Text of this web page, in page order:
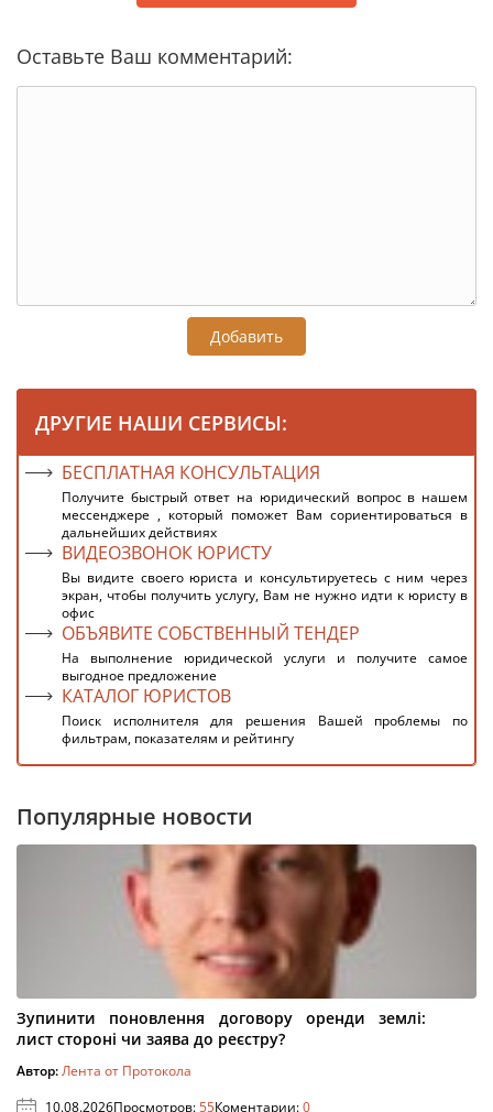
Оставьте Ваш комментарий:
Добавить
ДРУГИЕ НАШИ СЕРВИСЫ:
БЕСПЛАТНАЯ КОНСУЛЬТАЦИЯ
Получите быстрый ответ на юридический вопрос в нашем
мессенджере , который поможет Вам сориентироваться в
дальнейших действиях
ВИДЕОЗВОНОК ЮРИСТУ
Вы видите своего юриста и консультируетесь с ним через
экран, чтобы получить услугу, Вам не нужно идти к юристу в
офис
ОБЪЯВИТЕ СОБСТВЕННЫЙ ТЕНДЕР
На выполнение юридической услуги и получите самое
выгодное предложение
КАТАЛОГ ЮРИСТОВ
Поиск исполнителя для решения Вашей проблемы по
фильтрам, показателям и рейтингу
Популярные новости
Зупинити поновлення договору оренди землі:
лист стороні чи заява до реєстру?
Автор:Лента от Протокола
10.08.2026Просмотров:55Коментарии:0